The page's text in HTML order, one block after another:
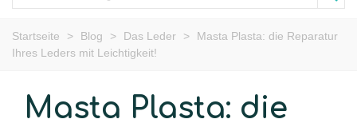
Startseite > Blog > Das Leder >
Masta Plasta: die Reparatur
Ihres Leders mit Leichtigkeit!
Masta Plasta: die